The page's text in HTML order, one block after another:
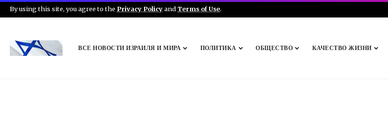
By using this site, you agree to the Privacy Policyand Terms of Use.
ВСЕ НОВОСТИ ИЗРАИЛЯ И МИРА ПОЛИТИКА ОБЩЕСТВО КАЧЕСТВО ЖИЗНИ